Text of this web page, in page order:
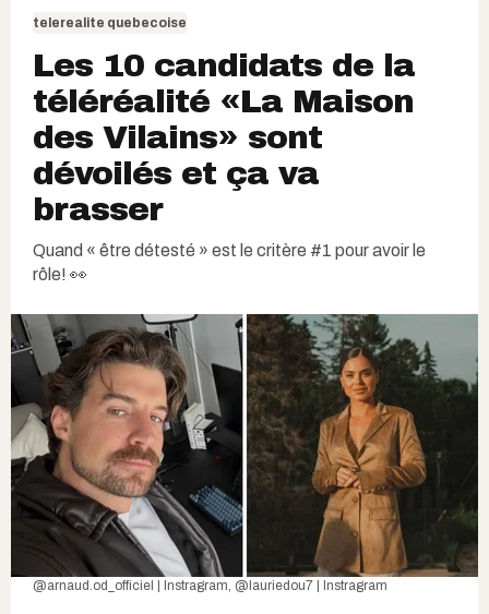
telerealite quebecoise
Les 10 candidats de la
téléréalité «La Maison
des Vilains» sont
dévoilés et ça va
brasser
Quand « être détesté » est le critère #1 pour avoir le
rôle! 👀
@arnaud.od_officiel | Instragram, @lauriedou7 | Instragram